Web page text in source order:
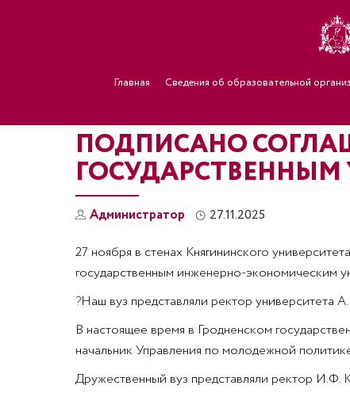
Главная Сведения об образовательной
ПОДПИСАНО
Администратор 27.11.2025
27 ноября в стенах Княгининского
государственным инженерно-экономическим
?Наш вуз представляли ректор университета
В настоящее время в Гродненском
начальник Управления по молодежной
Дружественный вуз представляли ректор И.Ф.